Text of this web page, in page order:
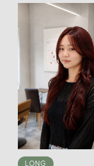
LONG